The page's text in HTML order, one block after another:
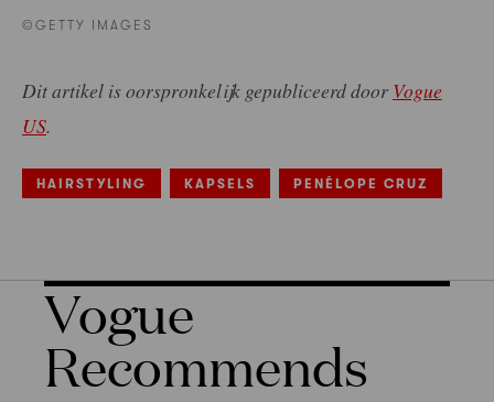
©GETTY IMAGES
Dit artikel is oorspronkelijk gepubliceerd door Vogue
US.
HAIRSTYLING KAPSELS PENÉLOPE CRUZ
Vogue
Recommends